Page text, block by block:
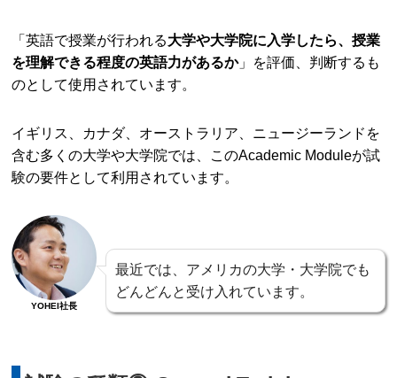
「英語で授業が行われる大学や大学院に入学したら、授業
を理解できる程度の英語力があるか」を評価、判断するも
のとして使用されています。
イギリス、カナダ、オーストラリア、ニュージーランドを
含む多くの大学や大学院では、このAcademic Moduleが試
験の要件として利用されています。
YOHEI社長
最近では、アメリカの大学・大学院でも
どんどんと受け入れています。